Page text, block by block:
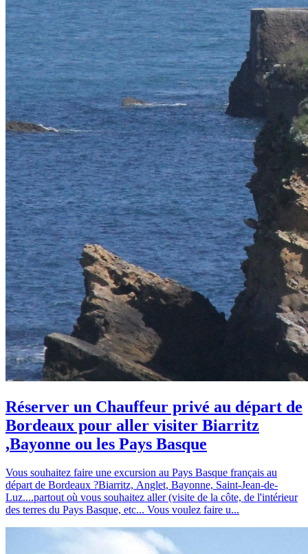
Réserver un Chauffeur privé au départ de
Bordeaux pour aller visiter Biarritz
,Bayonne ou les Pays Basque
Vous souhaitez faire une excursion au Pays Basque français au
départ de Bordeaux ?Biarritz, Anglet, Bayonne, Saint-Jean-de-
Luz....partout où vous souhaitez aller (visite de la côte, de l'intérieur
des terres du Pays Basque, etc... Vous voulez faire u...